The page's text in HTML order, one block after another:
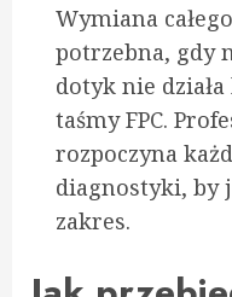
Wymiana
potrzebna, gdy
dotyk nie
taśmy FPC.
rozpoczyna
diagnostyki, by
zakres.